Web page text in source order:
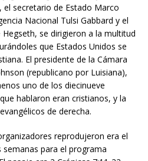
el secretario de Estado Marco
Nacional Tulsi Gabbard y el
se dirigieron a la multitud
que Estados Unidos se
El presidente de la Cámara
(republicano por Luisiana),
uno de los diecinueve
hablaron eran cristianos, y la
de derecha.
reprodujeron era el
para el programa